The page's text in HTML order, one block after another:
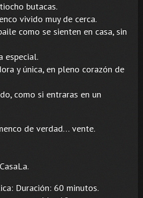
butacas.
vivido muy de cerca.
como se sienten en casa, sin
especial.
y única, en pleno corazón de
como si entraras en un
de verdad… vente.
Duración: 60 minutos.